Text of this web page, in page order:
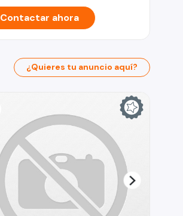
Contactar ahora
¿Quieres tu anuncio aquí?